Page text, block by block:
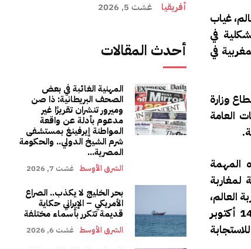
أفريقيا غشت 5, 2026
أحدث المقالات
المهنية الغائبة في بعض
الصحف البريطانية: ذا صن
وميرور تنشران تقريرًا غير
مدعوم بأدلة عن واقعة
المواطنة إيرفينغ بمستشفى
شرم الشيخ الدولي.. والحكومة
المصرية...
الشرق الأوسط غشت 7, 2026
بحر الخليج لا يكذب.. الصراع
الأمريكي – الإيراني حكاية
قديمة تتكرر بأسماء مختلفة
الشرق الأوسط غشت 6, 2026
غياب
في
في
وزارة
للقنصليات العامة
المهمة
لمغاربة
العالم،
تنزيلا لتعليمات الملك محمد السادس في العديد من الخطابات السامية، ولا سيما في خطاب العرش لسنة 2015 وخطاب 14 أكتوبر